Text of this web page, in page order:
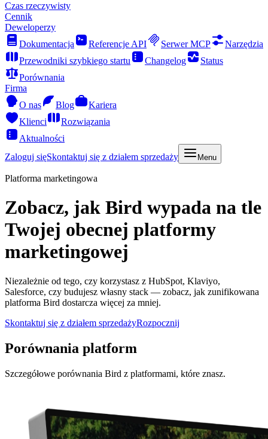
Czas rzeczywisty
Cennik
Deweloperzy
Dokumentacja
Referencje API Serwer MCP
Narzędzia
Przewodniki szybkiego startu
Changelog
Status
Porównania
Firma
O nas
Blog
Kariera
Klienci
Rozwiązania
Aktualności
Zaloguj sięSkontaktuj się z działem sprzedaży Menu
Platforma marketingowa
Zobacz, jak Bird wypada na tle
Twojej obecnej platformy
marketingowej
Niezależnie od tego, czy korzystasz z HubSpot, Klaviyo,
Salesforce, czy budujesz własny stack — zobacz, jak zunifikowana
platforma Bird dostarcza więcej za mniej.
Skontaktuj się z działem sprzedażyRozpocznij
Porównania platform
Szczegółowe porównania Bird z platformami, które znasz.